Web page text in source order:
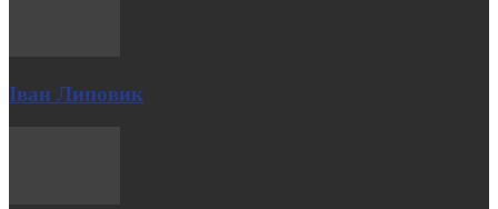
Іван Липовик